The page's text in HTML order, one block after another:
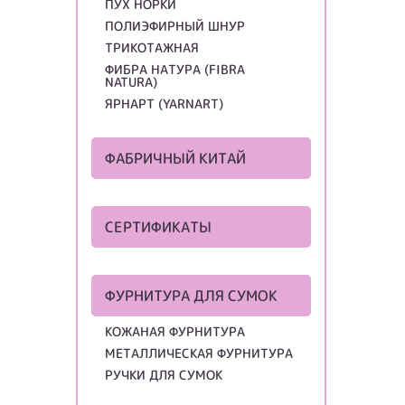
ПУХ НОРКИ
ПОЛИЭФИРНЫЙ ШНУР
ТРИКОТАЖНАЯ
ФИБРА НАТУРА (FIBRA
NATURA)
ЯРНАРТ (YARNART)
ФАБРИЧНЫЙ КИТАЙ
СЕРТИФИКАТЫ
ФУРНИТУРА ДЛЯ СУМОК
КОЖАНАЯ ФУРНИТУРА
МЕТАЛЛИЧЕСКАЯ ФУРНИТУРА
РУЧКИ ДЛЯ СУМОК